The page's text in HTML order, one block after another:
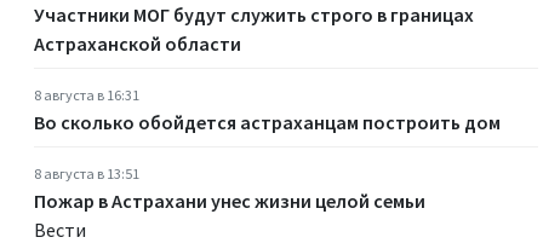
Участники МОГ будут служить строго в границах
Астраханской области
8 августа в 16:31
Во сколько обойдется астраханцам построить дом
8 августа в 13:51
Пожар в Астрахани унес жизни целой семьи
Вести